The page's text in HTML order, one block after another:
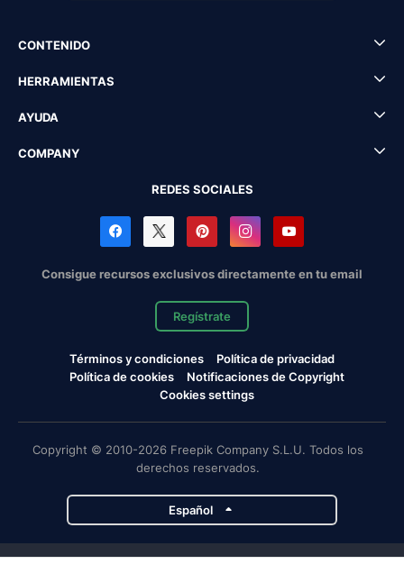
CONTENIDO
HERRAMIENTAS
AYUDA
COMPANY
REDES SOCIALES
Consigue recursos exclusivos directamente en tu email
Regístrate
Términos y condiciones
Política de privacidad
Política de cookies
Notificaciones de Copyright
Cookies settings
Copyright © 2010-2026 Freepik Company S.L.U. Todos los
derechos reservados.
Español